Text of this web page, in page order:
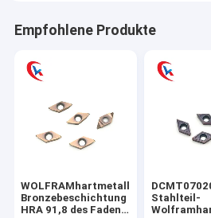
Empfohlene Produkte
WOLFRAMhartmetalleinsatz-
Bronzebeschichtung
HRA 91,8 des Faden-
Stahlteil-